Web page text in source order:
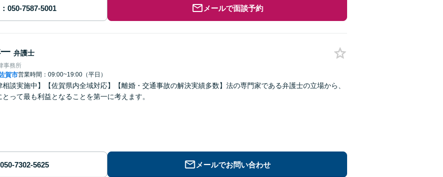
メールで面談予約
弁護士
事務所
賀市営業時間：09:00~19:00（平日）
相談実施中】【佐賀県内全域対応】【離婚・交通事故の解決実績多数】法の専門家である弁護士の立場から、
って最も利益となることを第一に考えます。
メールでお問い合わせ